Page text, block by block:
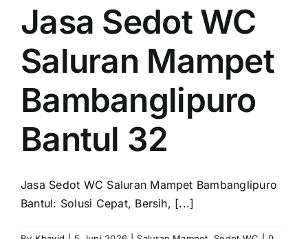
Jasa Sedot WC
Saluran Mampet
Bambanglipuro
Bantul 32
Jasa Sedot WC Saluran Mampet Bambanglipuro
Bantul: Solusi Cepat, Bersih, [...]